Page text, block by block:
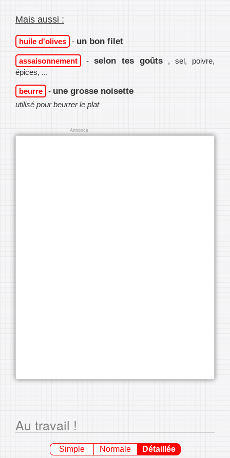
Mais aussi :
huile d'olives - un bon filet
assaisonnement - selon tes goûts
, sel, poivre,
épices, ...
beurre - une grosse noisette
utilisé pour beurrer le plat
Au travail !
Simple Normale Détaillée